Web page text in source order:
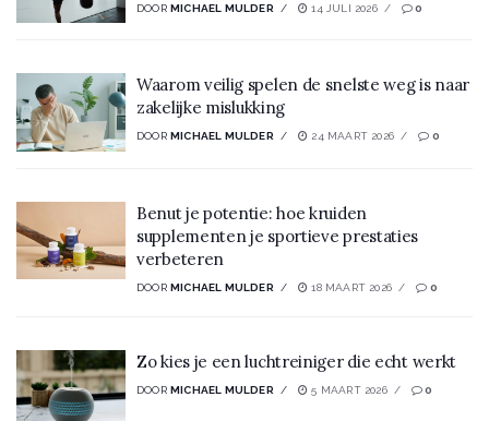
DOOR MICHAEL MULDER 14 JULI 2026 0
Waarom veilig spelen de snelste weg is naar
zakelijke mislukking
DOOR MICHAEL MULDER 24 MAART 2026 0
Benut je potentie: hoe kruiden
supplementen je sportieve prestaties
verbeteren
DOOR MICHAEL MULDER 18 MAART 2026 0
Zo kies je een luchtreiniger die echt werkt
DOOR MICHAEL MULDER 5 MAART 2026 0